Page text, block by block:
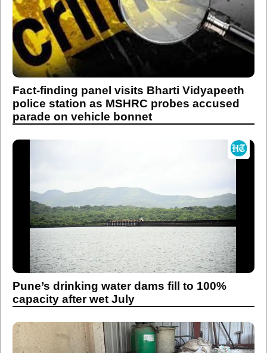
Fact-finding panel visits Bharti Vidyapeeth
police station as MSHRC probes accused
parade on vehicle bonnet
Pune’s drinking water dams fill to 100%
capacity after wet July